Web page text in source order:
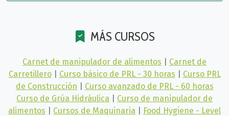
MÁS CURSOS
Carnet de manipulador de alimentos
Carnet de
Carretillero
Curso básico de PRL - 30 horas
Curso PRL
de Construcción
Curso avanzado de PRL - 60 horas
Curso de Grúa Hidráulica
Curso de manipulador de
alimentos
Cursos de Maquinaria
Food Hygiene - Level